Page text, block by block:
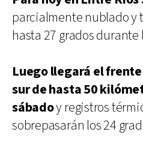
parcialmente nublado y
hasta 27 grados durante
Luego llegará el
sur de hasta 50
sábadoy registros
sobrepasarán los 24